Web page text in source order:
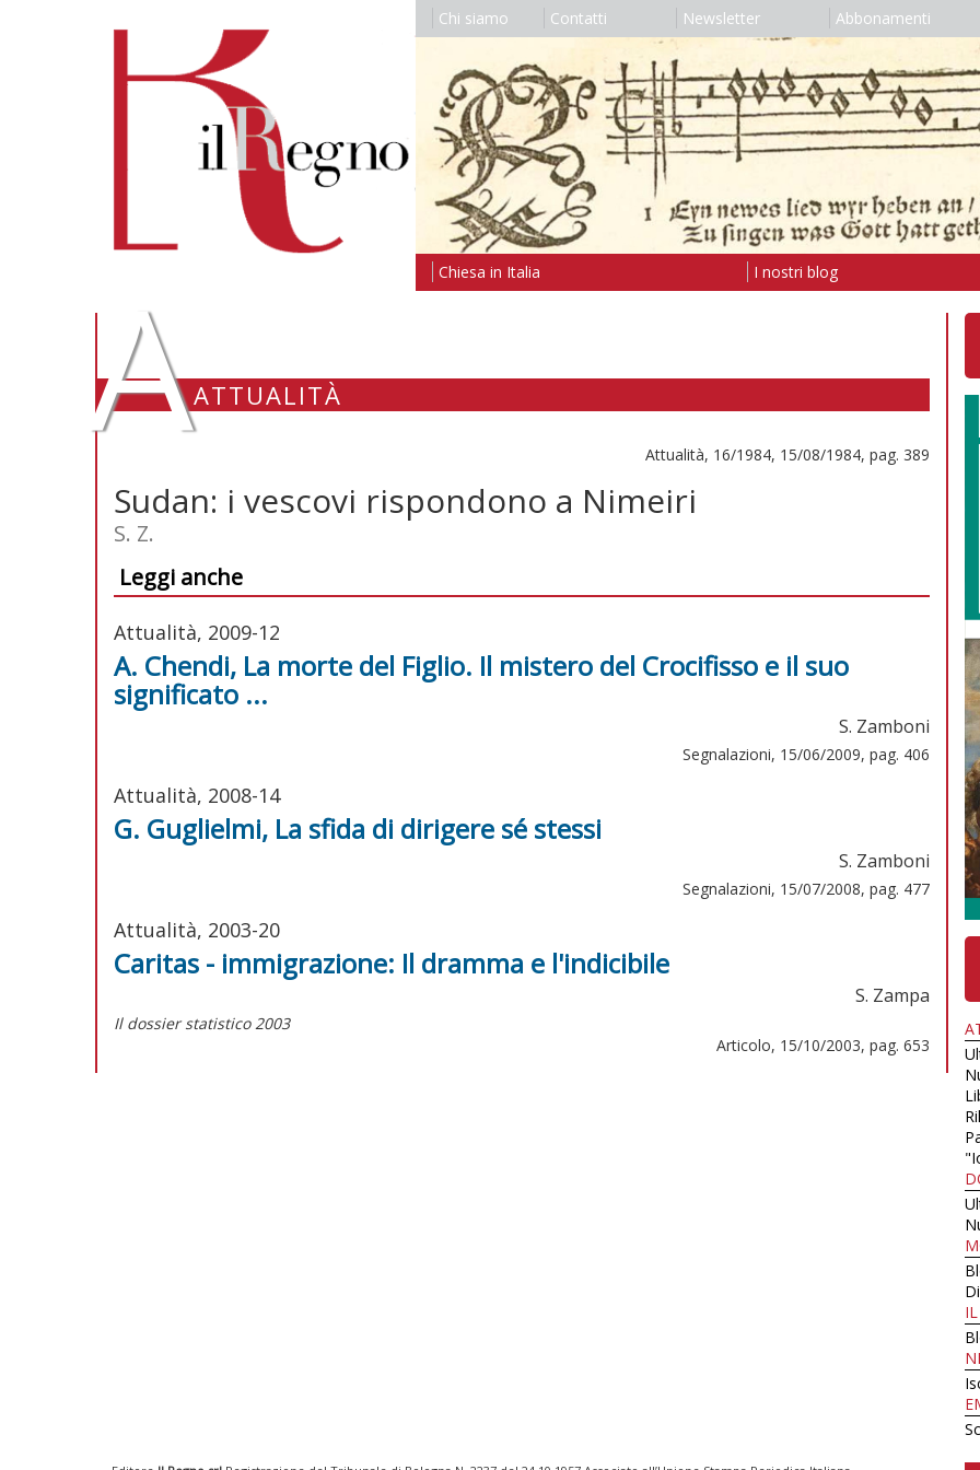
Chi siamo Contatti Newsletter Abbonamenti
Chiesa in Italia I nostri blog
AATTUALITÀ
Attualità, 16/1984, 15/08/1984, pag. 389
Sudan: i vescovi rispondono a Nimeiri
S. Z.
Leggi anche
Attualità, 2009-12
A. Chendi, La morte del Figlio. Il mistero del Crocifisso e il suo
significato ...
S. Zamboni
Segnalazioni, 15/06/2009, pag. 406
Attualità, 2008-14
G. Guglielmi, La sfida di dirigere sé stessi
S. Zamboni
Segnalazioni, 15/07/2008, pag. 477
Attualità, 2003-20
Caritas - immigrazione: Il dramma e l'indicibile
S. Zampa
Il dossier statistico 2003
Articolo, 15/10/2003, pag. 653